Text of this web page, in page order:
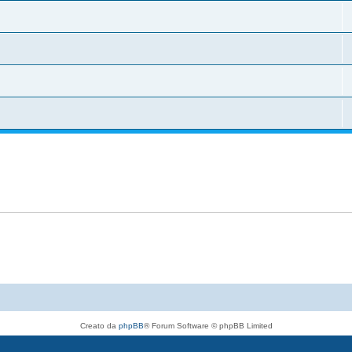
Creato da phpBB® Forum Software © phpBB Limited